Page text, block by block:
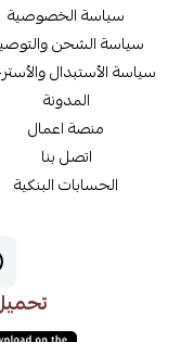
سياسة الخصوصية
سياسة الشحن
سياسة الأستبدال
المدونة
منصة اعمال
اتصل بنا
الحسابات البنكية